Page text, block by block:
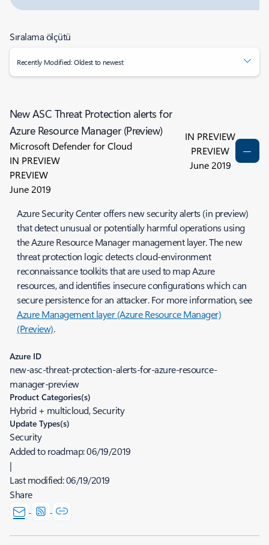
Sıralama ölçütü
Recently Modified: Oldest to newest
New ASC Threat Protection alerts for
Azure Resource Manager (Preview)
Microsoft Defender for Cloud
IN PREVIEW
PREVIEW
June 2019
IN PREVIEW
PREVIEW
June 2019
Azure Security Center offers new security alerts (in preview)
that detect unusual or potentially harmful operations using
the Azure Resource Manager management layer. The new
threat protection logic detects cloud-environment
reconnaissance toolkits that are used to map Azure
resources, and identifies insecure configurations which can
secure persistence for an attacker. For more information, see
Azure Management layer (Azure Resource Manager)
(Preview).
Azure ID
new-asc-threat-protection-alerts-for-azure-resource-
manager-preview
Product Categories(s)
Hybrid + multicloud, Security
Update Types(s)
Security
Added to roadmap:06/19/2019
|
Last modified:06/19/2019
Share